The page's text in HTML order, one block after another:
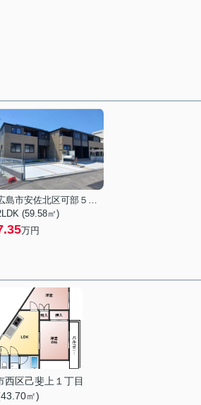
広島市安佐北区可部５丁目
(59.58㎡)
万円
西区己斐上１丁目
㎡)